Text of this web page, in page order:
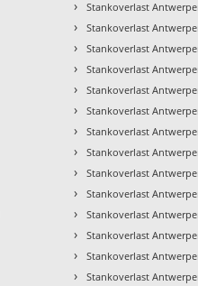
› Stankoverlast
› Stankoverlast
› Stankoverlast
› Stankoverlast
› Stankoverlast
› Stankoverlast
› Stankoverlast
› Stankoverlast
› Stankoverlast
› Stankoverlast
› Stankoverlast
› Stankoverlast
› Stankoverlast
› Stankoverlast